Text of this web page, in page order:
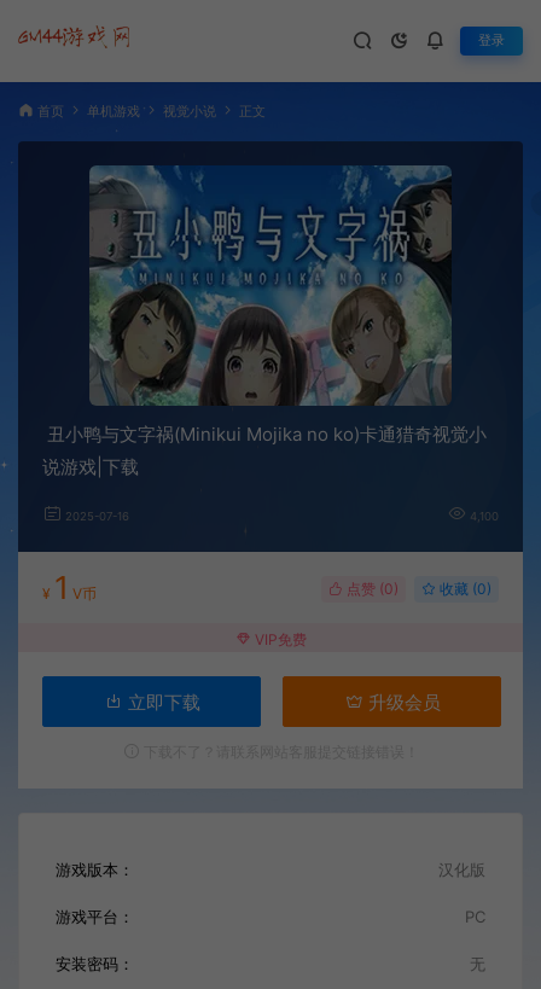
登录
首页 单机游戏 视觉小说 正文
丑小鸭与文字祸(Minikui Mojika no ko)卡通猎奇视觉小
说游戏|下载
2025-07-16 4,100
¥ 1 V币 点赞 (0) 收藏 (0)
VIP免费
立即下载 升级会员
游戏版本： 汉化版
游戏平台： PC
安装密码： 无